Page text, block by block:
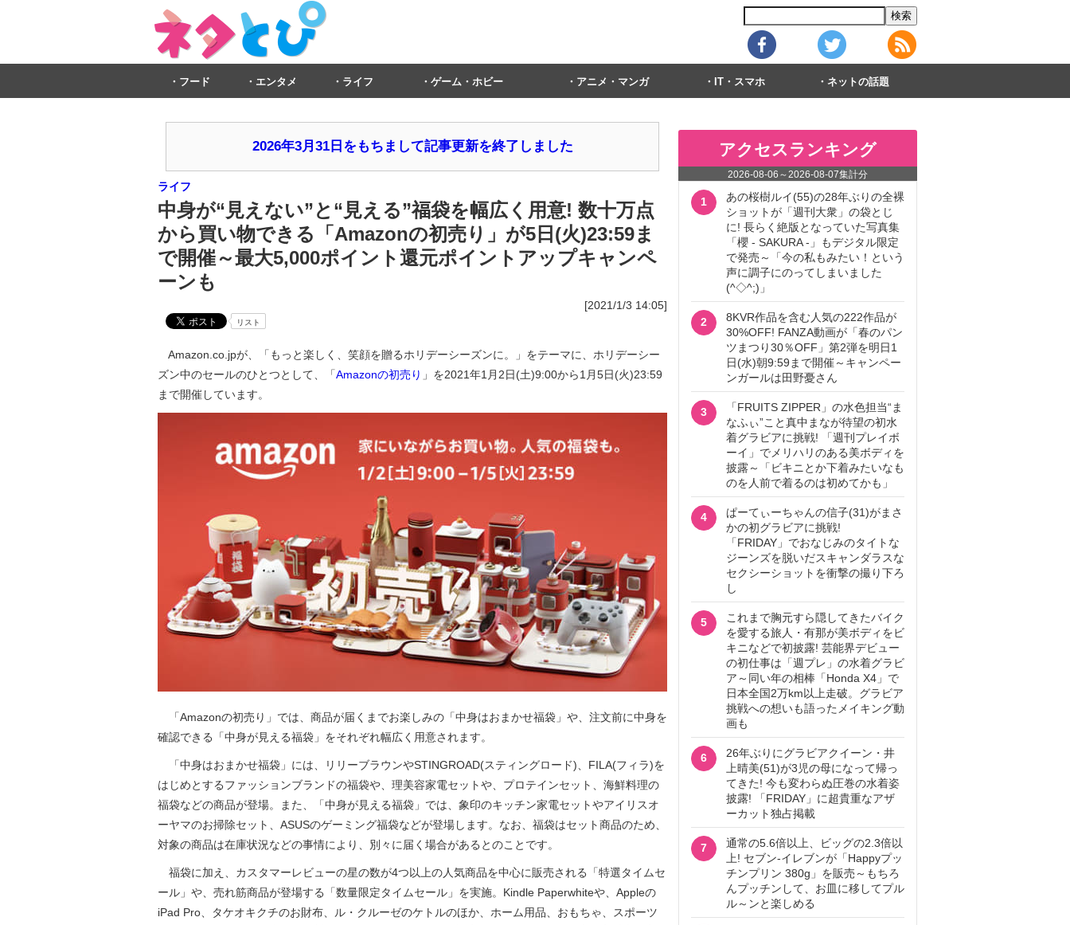
フード エンタメ ライフ ゲーム・ホビー アニメ・マンガ IT・スマホ ネットの話題
2026年3月31日をもちまして記事更新を終了しました
ライフ
中身が“見えない”と“見える”福袋を幅広く用意! 数十万点
から買い物できる「Amazonの初売り」が5日(火)23:59ま
で開催～最大5,000ポイント還元ポイントアップキャンペ
ーンも
[2021/1/3 14:05]
リスト
Amazon.co.jpが、「もっと楽しく、笑顔を贈るホリデーシーズンに。」をテーマに、ホリデーシー
ズン中のセールのひとつとして、「Amazonの初売り 」を2021年1月2日(土)9:00から1月5日(火)23:59
まで開催しています。
「Amazonの初売り」では、商品が届くまでお楽しみの「中身はおまかせ福袋」や、注文前に中身を
確認できる「中身が見える福袋」をそれぞれ幅広く用意されます。
「中身はおまかせ福袋」には、リリーブラウンやSTINGROAD(スティングロード)、FILA(フィラ)を
はじめとするファッションブランドの福袋や、理美容家電セットや、プロテインセット、海鮮料理の
福袋などの商品が登場。また、「中身が見える福袋」では、象印のキッチン家電セットやアイリスオ
ーヤマのお掃除セット、ASUSのゲーミング福袋などが登場します。なお、福袋はセット商品のため、
対象の商品は在庫状況などの事情により、別々に届く場合があるとのことです。
福袋に加え、カスタマーレビューの星の数が4つ以上の人気商品を中心に販売される「特選タイムセ
ール」や、売れ筋商品が登場する「数量限定タイムセール」を実施。Kindle Paperwhiteや、Appleの
iPad Pro、タケオキクチのお財布、ル・クルーゼのケトルのほか、ホーム用品、おもちゃ、スポーツ
アクセスランキング
2026-08-06 ～2026-08-07集計分
1
あの桜樹ルイ(55)の28年ぶりの全裸
ショットが「週刊大衆」の袋とじ
に! 長らく絶版となっていた写真集
「櫻 - SAKURA -」もデジタル限定
で発売～「今の私もみたい！という
声に調子にのってしまいました
(^◇^;)」
2
8KVR作品を含む人気の222作品が
30%OFF! FANZA動画が「春のパン
ツまつり30％OFF」第2弾を明日1
日(水)朝9:59まで開催～キャンペー
ンガールは田野憂さん
3
「FRUITS ZIPPER」の水色担当“ま
なふぃ”こと真中まなが待望の初水
着グラビアに挑戦! 「週刊プレイボ
ーイ」でメリハリのある美ボディを
披露～「ビキニとか下着みたいなも
のを人前で着るのは初めてかも」
4
ぱーてぃーちゃんの信子(31)がまさ
かの初グラビアに挑戦!
「FRIDAY」でおなじみのタイトな
ジーンズを脱いだスキャンダラスな
セクシーショットを衝撃の撮り下ろ
し
5
これまで胸元すら隠してきたバイク
を愛する旅人・有那が美ボディをビ
キニなどで初披露! 芸能界デビュー
の初仕事は「週プレ」の水着グラビ
ア～同い年の相棒「Honda X4」で
日本全国2万km以上走破。グラビア
挑戦への想いも語ったメイキング動
画も
6
26年ぶりにグラビアクイーン・井
上晴美(51)が3児の母になって帰っ
てきた! 今も変わらぬ圧巻の水着姿
披露! 「FRIDAY」に超貴重なアザ
ーカット独占掲載
7
通常の5.6倍以上、ビッグの2.3倍以
上! セブン‐イレブンが「Happyプッ
チンプリン 380g」を販売～もちろ
んプッチンして、お皿に移してプル
ル～ンと楽しめる